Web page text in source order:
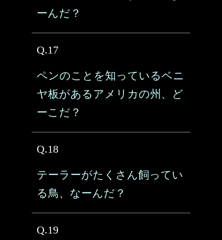
ーんだ？
Q.17
ペンのことを知っているベニ
ヤ板があるアメリカの州、ど
ーこだ？
Q.18
テーラーがたくさん飼ってい
る鳥、なーんだ？
Q.19